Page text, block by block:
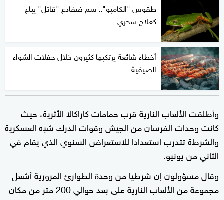
طقوس "الكامبو".. سم ضفادع "قاتل" يباع
كعلاج سحري
أخطاء شائعة يرتكبها كثيرون خلال حفلات الشواء
الصيفية
وأطلقت الألعاب النارية قرب حمامات كاراكالا الأثرية، حيث
كانت وحدات الفرسان من الجيش ​وقوات الدرك شبه العسكرية
والشرطة تتدرب استعدادا للاستعراض السنوي الذي يقام في
الثاني من يونيو.
وقال مسؤولون إن شرطيا من وحدة الطوارئ ​المرورية ‌أشعل
مجموعة من الألعاب النارية على بعد حوالي 200 متر ​من مكان